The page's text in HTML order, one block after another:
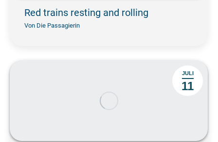
Red trains resting and rolling
Von Die Passagierin
JULI
11